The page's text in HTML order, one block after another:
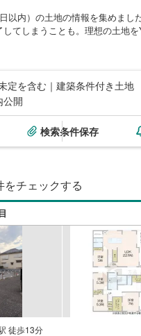
以内）の土地の情報を集めまし
てしまうことも。理想の土地
定を含む｜建築条件付き土地
公開
検索条件保存
をチェックする
徒歩13分